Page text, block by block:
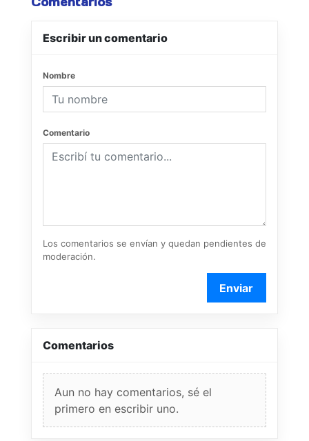
Escribir un comentario
Nombre
Comentario
Los comentarios se envían y quedan pendientes de
moderación.
Enviar
Comentarios
Aun no hay comentarios, sé el
primero en escribir uno.